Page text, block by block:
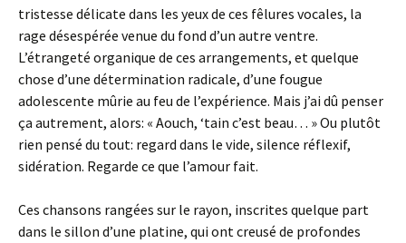
tristesse délicate dans les yeux de ces fêlures vocales, la
rage désespérée venue du fond d’un autre ventre.
L’étrangeté organique de ces arrangements, et quelque
chose d’une détermination radicale, d’une fougue
adolescente mûrie au feu de l’expérience. Mais j’ai dû penser
ça autrement, alors: « Aouch, ‘tain c’est beau… » Ou plutôt
rien pensé du tout: regard dans le vide, silence réflexif,
sidération. Regarde ce que l’amour fait.
Ces chansons rangées sur le rayon, inscrites quelque part
dans le sillon d’une platine, qui ont creusé de profondes